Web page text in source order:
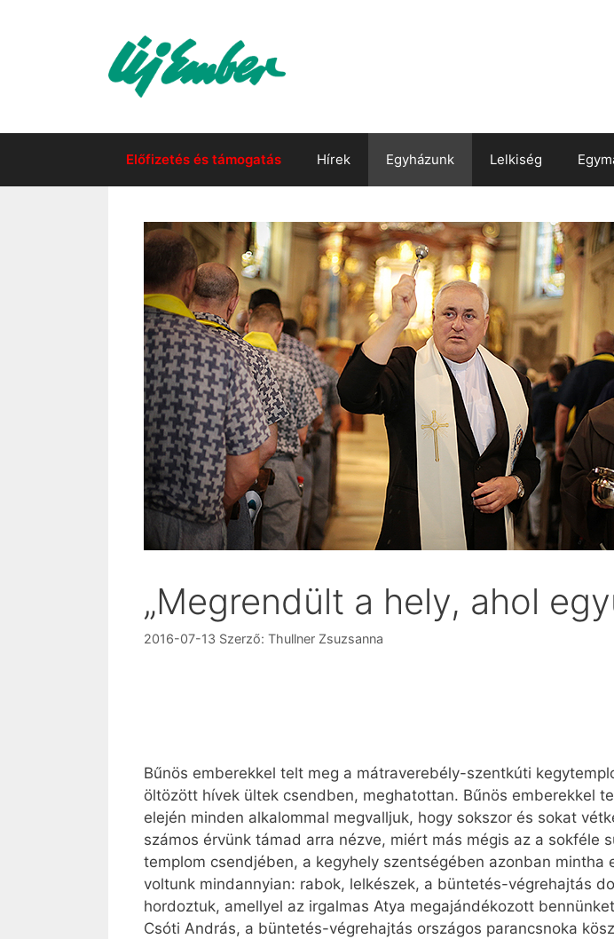
Előfizetés és támogatás Hírek Egyházunk Lelkiség
„Megrendült a hely, ahol
2016-07-13 Szerző: Thullner Zsuzsanna
Bűnös emberekkel telt meg a mátraverebély-szentkúti
öltözött hívek ültek csendben, meghatottan. Bűnös emberekkel
elején minden alkalommal megvalljuk, hogy sokszor és sokat
számos érvünk támad arra nézve, miért más mégis az a
templom csendjében, a kegyhely szentségében azonban
voltunk mindannyian: rabok, lelkészek, a büntetés-végrehajtás
hordoztuk, amellyel az irgalmas Atya megajándékozott
Csóti András, a büntetés-végrehajtás országos parancsnoka